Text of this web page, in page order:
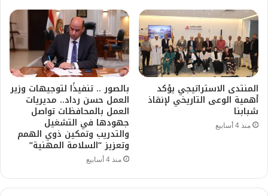
المنتدى الاستراتيجي يؤكد
أهمية الوعى التاريخي لإنقاذ
شبابنا
منذ 4 أسابيع
بالصور .. تنفيذًا لتوجيهات وزير
العمل حسن رداد.. مديريات
العمل بالمحافظات تواصل
جهودها في التشغيل
والتدريب وتمكين ذوي الهمم
وتعزيز “السلامة المهنية”
منذ 4 أسابيع